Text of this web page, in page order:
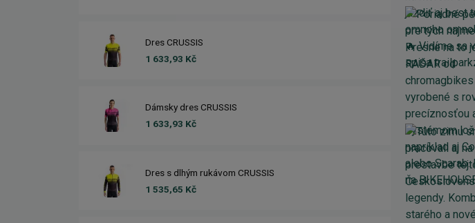
Dres CRUSSIS
1 633,93 Kč
Dámsky dres CRUSSIS
1 633,93 Kč
Dres s dlhým rukávom CRUSSIS
1 535,65 Kč